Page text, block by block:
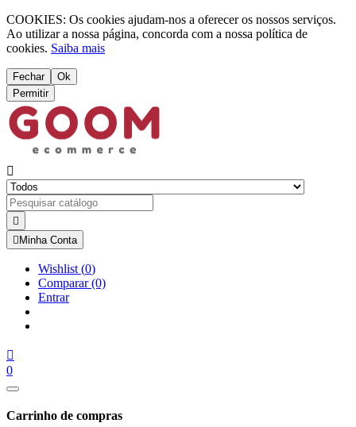
COOKIES: Os cookies ajudam-nos a oferecer os nossos serviços.
Ao utilizar a nossa página, concorda com a nossa política de
cookies. Saiba mais
Fechar
Ok
Permitir


 Minha Conta
Wishlist (0)
Comparar(0)
Entrar

0
Carrinho de compras